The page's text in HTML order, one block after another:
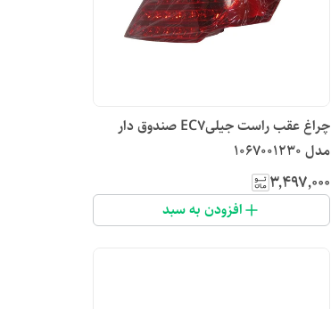
چراغ عقب راست جیلیEC7 صندوق دار
مدل 1067001230
۳٬۴۹۷٬۰۰۰
افزودن به سبد